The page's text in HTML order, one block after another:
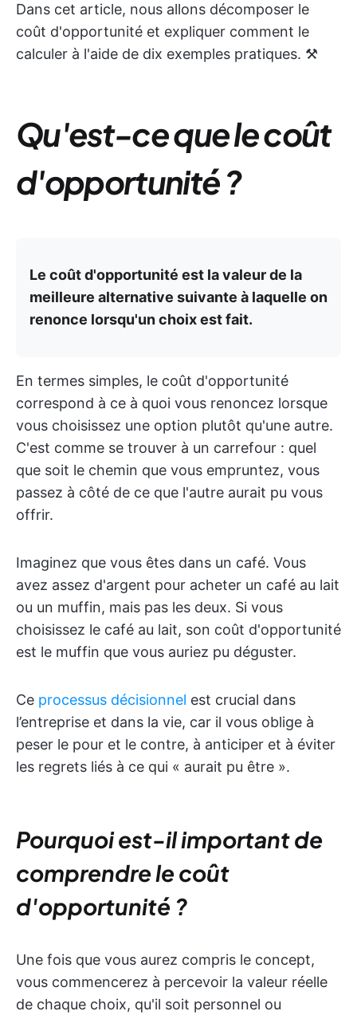
Dans cet article, nous allons décomposer le
coût d'opportunité et expliquer comment le
calculer à l'aide de dix exemples pratiques. ⚒️
Qu'est-ce que le coût
d'opportunité ?
Le coût d'opportunité est la valeur de la
meilleure alternative suivante à laquelle on
renonce lorsqu'un choix est fait.
En termes simples, le coût d'opportunité
correspond à ce à quoi vous renoncez lorsque
vous choisissez une option plutôt qu'une autre.
C'est comme se trouver à un carrefour : quel
que soit le chemin que vous empruntez, vous
passez à côté de ce que l'autre aurait pu vous
offrir.
Imaginez que vous êtes dans un café. Vous
avez assez d'argent pour acheter un café au lait
ou un muffin, mais pas les deux. Si vous
choisissez le café au lait, son coût d'opportunité
est le muffin que vous auriez pu déguster.
Ce processus décisionnel est crucial dans
l’entreprise et dans la vie, car il vous oblige à
peser le pour et le contre, à anticiper et à éviter
les regrets liés à ce qui « aurait pu être ».
Pourquoi est-il important de
comprendre le coût
d'opportunité ?
Une fois que vous aurez compris le concept,
vous commencerez à percevoir la valeur réelle
de chaque choix, qu'il soit personnel ou